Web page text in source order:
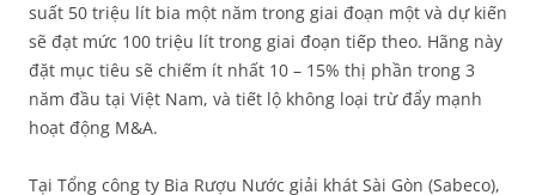
suất 50 triệu lít bia một năm trong giai đoạn một và dự kiến
sẽ đạt mức 100 triệu lít trong giai đoạn tiếp theo. Hãng này
đặt mục tiêu sẽ chiếm ít nhất 10 – 15% thị phần trong 3
năm đầu tại Việt Nam, và tiết lộ không loại trừ đẩy mạnh
hoạt động M&A.
Tại Tổng công ty Bia Rượu Nước giải khát Sài Gòn (Sabeco),